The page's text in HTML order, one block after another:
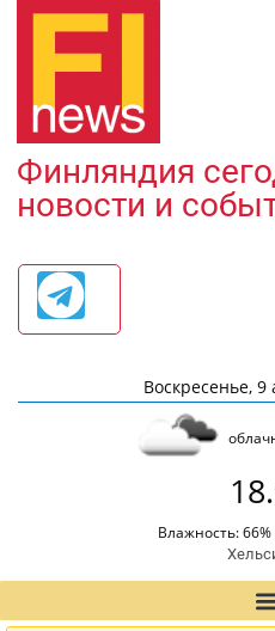
Финляндия
новости и
Воскресенье, 9
Влажность: